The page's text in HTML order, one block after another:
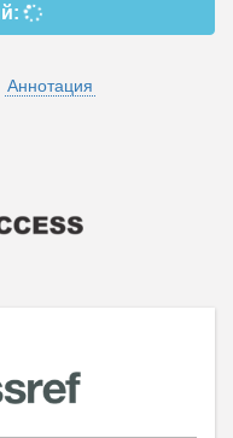
Аннотация